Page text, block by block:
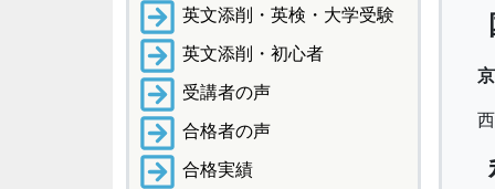
英文添削・英検・大学受験
英文添削・初心者
受講者の声
合格者の声
合格実績